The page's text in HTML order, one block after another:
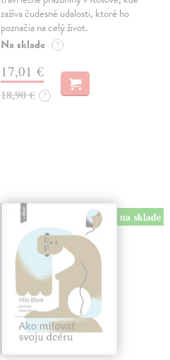
zažíva čudesné udalosti, ktoré ho
poznačia na celý život.
Na sklade ?
17,01 €
18,90 € ?
na sklade